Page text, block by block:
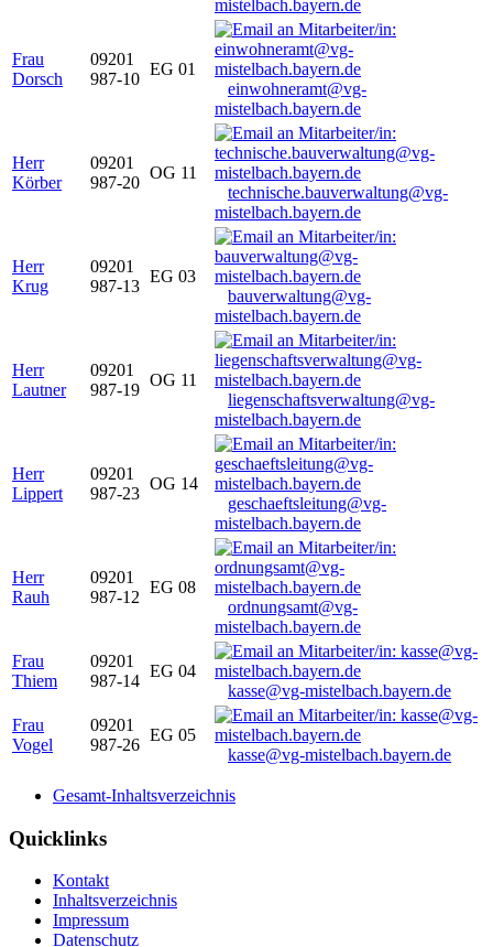
mistelbach.bayern.de
Frau
Dorsch
09201
987-10
EG 01
einwohneramt@vg-
mistelbach.bayern.de
Herr
Körber
09201
987-20
OG 11
technische.bauverwaltung@vg-
mistelbach.bayern.de
Herr
Krug
09201
987-13
EG 03
bauverwaltung@vg-
mistelbach.bayern.de
Herr
Lautner
09201
987-19
OG 11
liegenschaftsverwaltung@vg-
mistelbach.bayern.de
Herr
Lippert
09201
987-23
OG 14
geschaeftsleitung@vg-
mistelbach.bayern.de
Herr
Rauh
09201
987-12
EG 08
ordnungsamt@vg-
mistelbach.bayern.de
Frau
Thiem
09201
987-14
EG 04
kasse@vg-mistelbach.bayern.de
Frau
Vogel
09201
987-26
EG 05
kasse@vg-mistelbach.bayern.de
Gesamt-Inhaltsverzeichnis
Quicklinks
Kontakt
Inhaltsverzeichnis
Impressum
Datenschutz